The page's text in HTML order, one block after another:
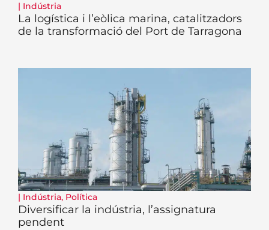
| Indústria
La logística i l’eòlica marina, catalitzadors
de la transformació del Port de Tarragona
| Indústria, Política
Diversificar la indústria, l’assignatura
pendent